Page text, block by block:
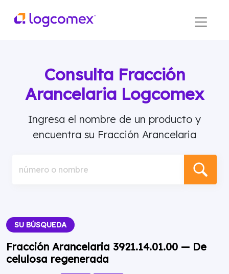
Consulta Fracción
Arancelaria Logcomex
Ingresa el nombre de un producto y
encuentra su Fracción Arancelaria
número o nombre
SU BÚSQUEDA
Fracción Arancelaria 3921.14.01.00 — De
celulosa regenerada